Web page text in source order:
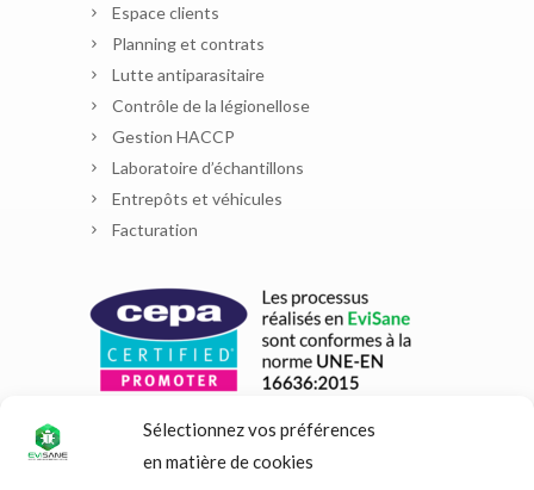
Sélectionnez vos préférences
en matière de cookies
Espace clients
Planning et contrats
Lutte antiparasitaire
Contrôle de la légionellose
Gestion HACCP
Laboratoire d’échantillons
Entrepôts et véhicules
Facturation